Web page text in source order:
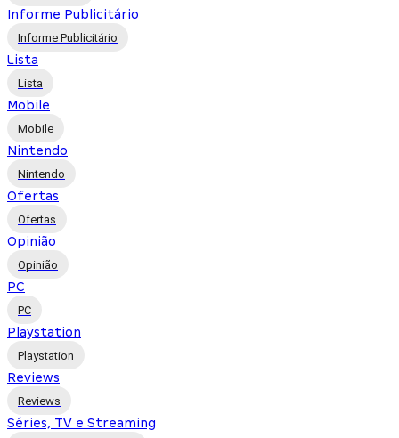
Informe Publicitário
Informe Publicitário
Lista
Lista
Mobile
Mobile
Nintendo
Nintendo
Ofertas
Ofertas
Opinião
Opinião
PC
PC
Playstation
Playstation
Reviews
Reviews
Séries, TV e Streaming